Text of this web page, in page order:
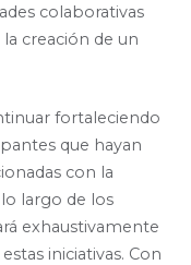
colaborativas
creación de un
fortaleciendo
que hayan
con la
largo de los
exhaustivamente
iniciativas. Con